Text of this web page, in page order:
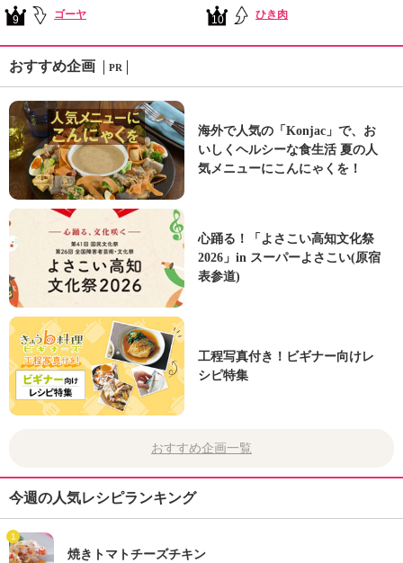
9 ゴーヤ 10 ひき肉
おすすめ企画 PR
海外で人気の「Konjac」で、お
いしくヘルシーな食生活 夏の人
気メニューにこんにゃくを！
心踊る！「よさこい高知文化祭
2026」in スーパーよさこい(原宿
表参道)
工程写真付き！ビギナー向けレ
シピ特集
おすすめ企画一覧
今週の人気レシピランキング
1
焼きトマトチーズチキン